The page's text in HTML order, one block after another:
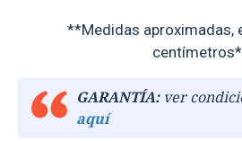
**Medidas aproximadas,
GARANTÍA:ver
aquí